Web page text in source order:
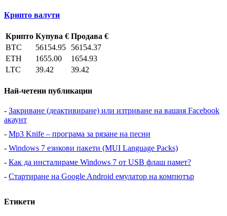
Крипто валути
Крипто Купува € Продава €
BTC
56154.95
56154.37
ETH
1655.00
1654.93
LTC
39.42 39.42
Най-четени публикации
- Закриване (деактивиране) или изтриване на вашия Facebook
акаунт
- Mp3 Knife – програма за рязане на песни
- Windows 7 езикови пакети (MUI Language Packs)
- Как да инсталираме Windows 7 от USB флаш памет?
- Стартиране на Google Android емулатор на компютър
Етикети